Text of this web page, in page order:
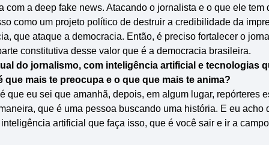
com a deep fake news. Atacando o jornalista e o que ele tem
como um projeto político de destruir a credibilidade da
que ataque a democracia. Então, é preciso fortalecer o
constitutiva desse valor que é a democracia brasileira.
do jornalismo, com inteligência artificial e tecnologias
que mais te preocupa e o que que mais te anima?
que eu sei que amanhã, depois, em algum lugar, repórteres
que é uma pessoa buscando uma história. E eu acho
artificial que faça isso, que é você sair e ir a